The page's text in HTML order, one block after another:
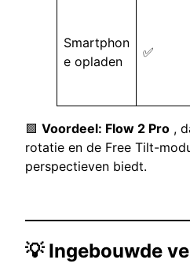
Smartphon
e opladen
✅
🟩 Voordeel: Flow 2 Pro ,
rotatie en de Free Tilt-
perspectieven biedt.
💡 Ingebouwde